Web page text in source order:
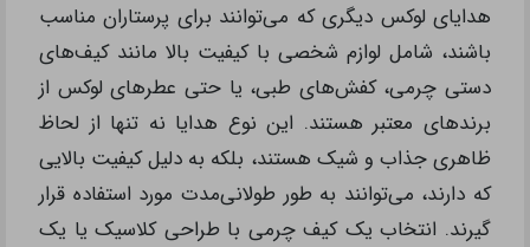
هدایای لوکس دیگری که می‌توانند برای پرستاران مناسب
باشند، شامل لوازم شخصی با کیفیت بالا مانند کیف‌های
دستی چرمی، کفش‌های طبی، یا حتی عطرهای لوکس از
برندهای معتبر هستند. این نوع هدایا نه تنها از لحاظ
ظاهری جذاب و شیک هستند، بلکه به دلیل کیفیت بالایی
که دارند، می‌توانند به طور طولانی‌مدت مورد استفاده قرار
گیرند. انتخاب یک کیف چرمی با طراحی کلاسیک یا یک